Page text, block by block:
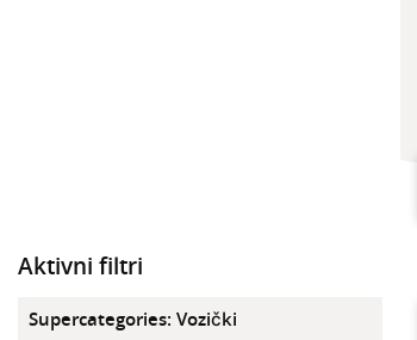
Aktivni filtri
Supercategories:Vozički